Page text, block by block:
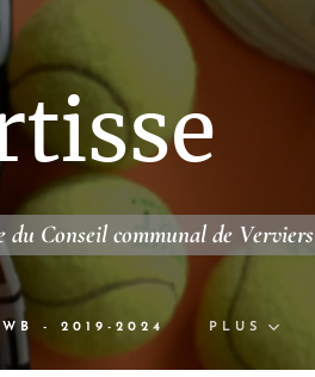
Conseil communal de Verviers
- 2019-2024 PLUS